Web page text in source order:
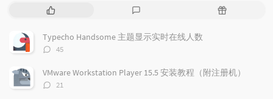
热
章
评
论
随
Typecho Handsome 主题显示实时在线人数
评
数：
45
VMware Workstation Player 15.5 安装教程（附注册机）
评
21